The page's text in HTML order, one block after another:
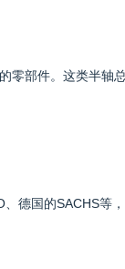
零部件。这类半
德国的SACHS等